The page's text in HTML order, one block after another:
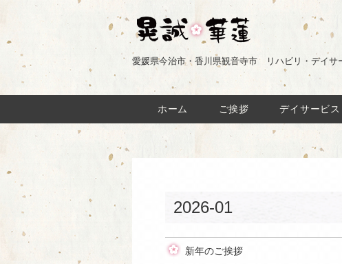
愛媛県今治市・香川県観音寺市 リハビリ・デイサ
ホーム ご挨拶 デイサービス
2026-01
新年のご挨拶